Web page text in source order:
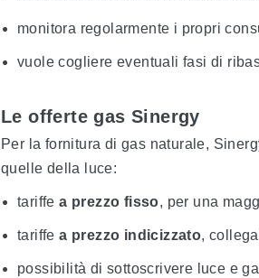
monitora regolarmente i propri
vuole cogliere eventuali fasi di
Le offerte gas Sinergy
Per la fornitura di gas naturale,
quelle della luce:
tariffea prezzo fisso, per una
tariffea prezzo indicizzato,
possibilità di sottoscrivere luce e